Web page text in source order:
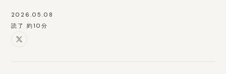
2026.05.08
読了 約10分